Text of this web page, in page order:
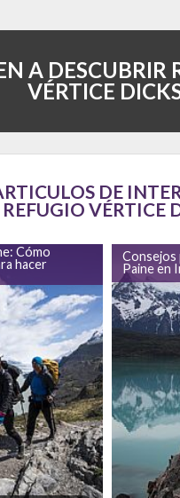
A DESCUBRIR
VÉRTICE
DE
REFUGIO VÉRTICE
Cómo
hacer
Consejos
Paine en